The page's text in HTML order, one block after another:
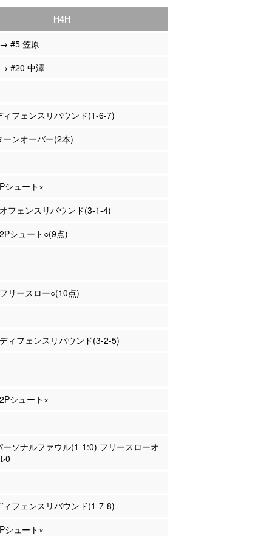
H4H
#5 笠原
#20 中澤
ィフェンスリバウンド(1-6-7)
ンオーバー(2本)
シュート×
フェンスリバウンド(3-1-4)
シュート○(9点)
リースロー○(10点)
ィフェンスリバウンド(3-2-5)
シュート×
ーソナルファウル(1-1:0) フリースローオ
0
ィフェンスリバウンド(1-7-8)
シュート×